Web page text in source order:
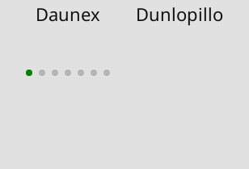
Daunex Dunlopillo